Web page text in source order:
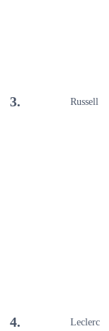
3. Russell
4. Leclerc